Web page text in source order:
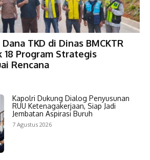
TKD di Dinas BMCKTR
18 Program Strategis
Rencana
Kapolri Dukung Dialog Penyusunan
RUU Ketenagakerjaan, Siap Jadi
Jembatan Aspirasi Buruh
7 Agustus 2026